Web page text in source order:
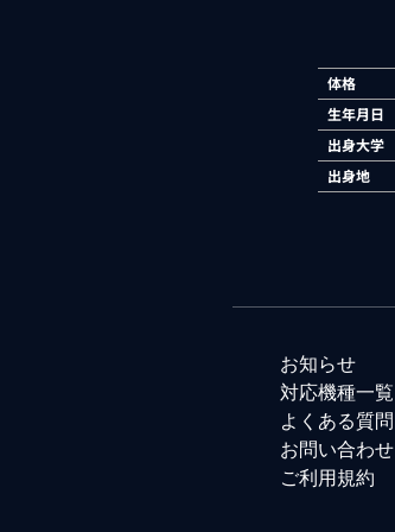
体格
生年月日
出身大学
出身地
お知らせ
対応機種一覧
よくある質問
お問い合わせ
ご利用規約